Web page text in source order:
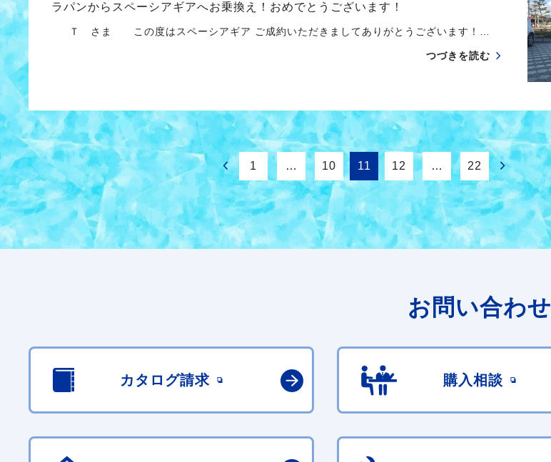
ラパンからスペーシアギアへお乗換え！おめでとうございます！
Ｔ さま この度はスペーシアギア ご成約いただきましてありがとうございます！…
つづきを読む
1 … 10 11 12 … 22
お問い合わせ
カタログ請求 購入相談